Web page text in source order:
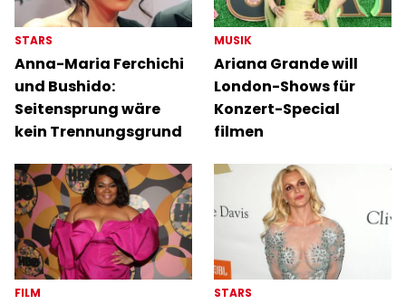
STARS
Anna-Maria Ferchichi
und Bushido:
Seitensprung wäre
kein Trennungsgrund
MUSIK
Ariana Grande will
London-Shows für
Konzert-Special
filmen
FILM STARS